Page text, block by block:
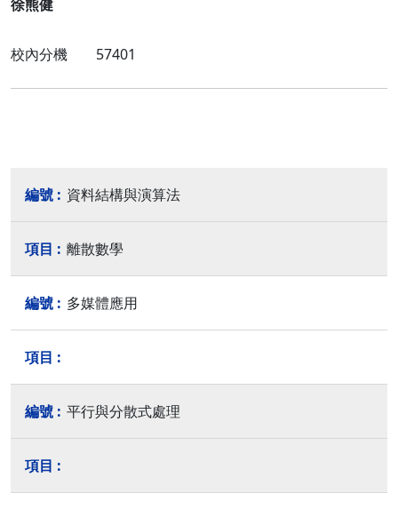
徐熊健
校內分機 57401
資料結構與演算法
離散數學
多媒體應用
平行與分散式處理